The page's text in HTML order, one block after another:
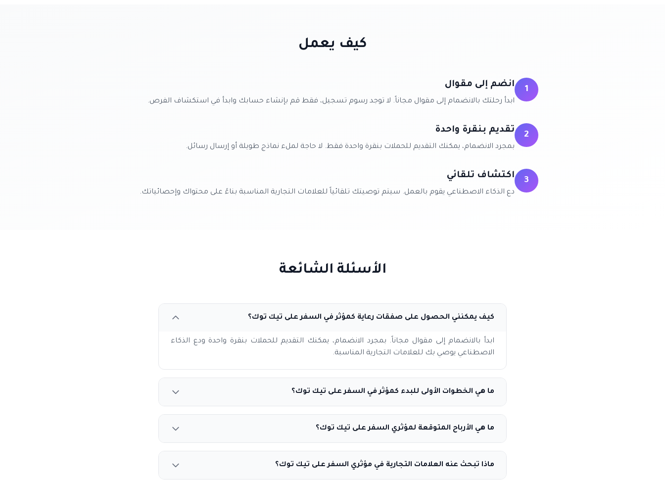
كيف يعمل
1 انضم إلى مقوال
ابدأ رحلتك بالانضمام إلى مقوال مجاناً. لا توجد رسوم تسجيل، فقط قم بإنشاء حسابك وابدأ في استكشاف الفرص.
2 تقديم بنقرة واحدة
بمجرد الانضمام، يمكنك التقديم للحملات بنقرة واحدة فقط. لا حاجة لملء نماذج طويلة أو إرسال رسائل.
3 اكتشاف تلقائي
دع الذكاء الاصطناعي يقوم بالعمل. سيتم توصيتك تلقائياً للعلامات التجارية المناسبة بناءً على محتواك وإحصائياتك.
الأسئلة الشائعة
كيف يمكنني الحصول على صفقات رعاية كمؤثر في السفر على تيك توك؟
ابدأ بالانضمام إلى مقوال مجاناً. بمجرد الانضمام، يمكنك التقديم للحملات بنقرة واحدة ودع الذكاء
الاصطناعي يوصي بك للعلامات التجارية المناسبة.
ما هي الخطوات الأولى للبدء كمؤثر في السفر على تيك توك؟
ما هي الأرباح المتوقعة لمؤثري السفر على تيك توك؟
ماذا تبحث عنه العلامات التجارية في مؤثري السفر على تيك توك؟